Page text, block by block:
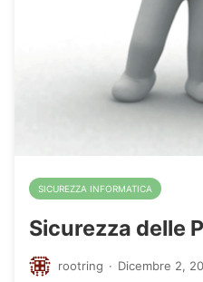
SICUREZZA INFORMATICA
Sicurezza delle
rootring · Dicembre 2,